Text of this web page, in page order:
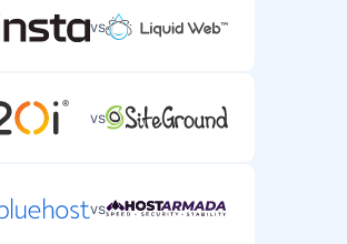
vs
vs
vs